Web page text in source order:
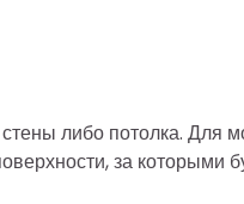
либо потолка. Для
за которыми